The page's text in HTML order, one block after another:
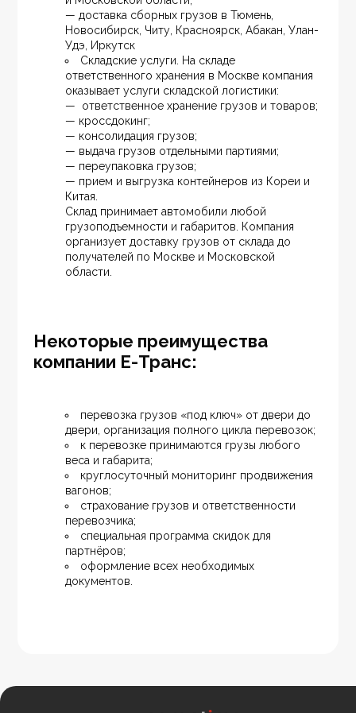
— доставка сборных грузов в Тюмень,
Новосибирск, Читу, Красноярск, Абакан, Улан-
Удэ, Иркутск
Складские услуги. На складе
ответственного хранения в Москве компания
оказывает услуги складской логистики:
—  ответственное хранение грузов и товаров;
— кроссдокинг;
— консолидация грузов;
— выдача грузов отдельными партиями;
— переупаковка грузов;
— прием и выгрузка контейнеров из Кореи и
Китая.
Склад принимает автомобили любой
грузоподъемности и габаритов. Компания
организует доставку грузов от склада до
получателей по Москве и Московской
области.
Некоторые преимущества
компании Е-Транс:
перевозка грузов «под ключ» от двери до
двери, организация полного цикла перевозок;
к перевозке принимаются грузы любого
веса и габарита;
круглосуточный мониторинг продвижения
вагонов;
страхование грузов и ответственности
перевозчика;
специальная программа скидок для
партнёров;
оформление всех необходимых
документов.